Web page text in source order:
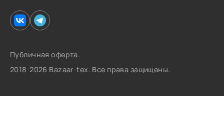
Публичная оферта.
2018-2026 Bazaar-tex. Все права защищены.